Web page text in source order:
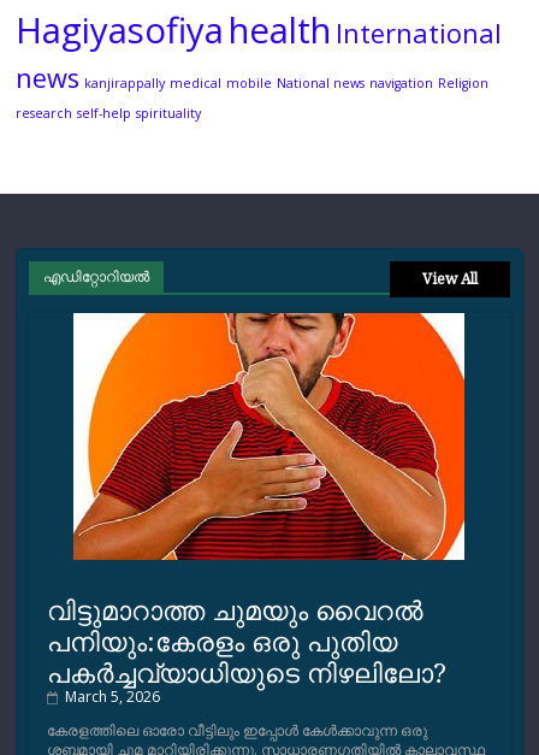
Hagiyasofiya health International
news kanjirappally medical mobile National news navigation Religion
research self-help spirituality
എഡിറ്റോറിയല്‍ View All
വിട്ടുമാറാത്ത ചുമയും വൈറല്‍
പനിയും:കേരളം ഒരു പുതിയ
പകര്‍ച്ചവ്യാധിയുടെ നിഴലിലോ?
March 5, 2026
കേരളത്തിലെ ഓരോ വീട്ടിലും ഇപ്പോള്‍ കേള്‍ക്കാവുന്ന ഒരു
ശബ്ദമായി ചുമ മാറിയിരിക്കുന്നു. സാധാരണഗതിയില്‍ കാലാവസ്ഥ